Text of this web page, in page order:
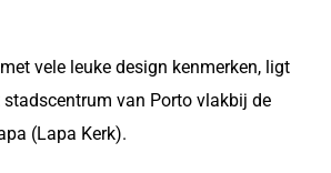
vele leuke design kenmerken, ligt
van Porto vlakbij de
(Lapa Kerk).